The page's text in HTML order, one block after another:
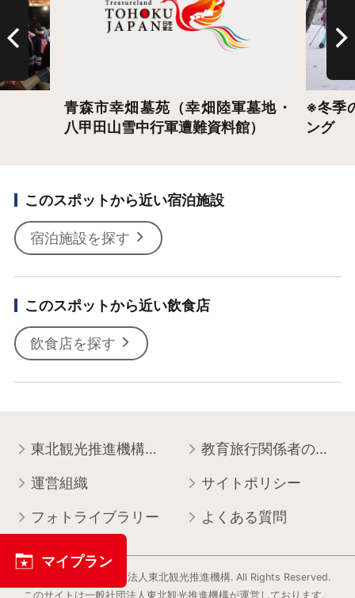
青森市幸畑墓苑（幸畑陸軍墓地・
八甲田山雪中行軍遭難資料館）
※冬季
ング
このスポットから近い宿泊施設
宿泊施設を探す
このスポットから近い飲食店
飲食店を探す
東北観光推進機構について 教育旅行関係者の皆様へ
運営組織 サイトポリシー
フォトライブラリー よくある質問
Copyright © 一般社団法人東北観光推進機構. All Rights Reserved.
このサイトは⼀般社団法⼈東北観光推進機構が運営しております。
マイプラン